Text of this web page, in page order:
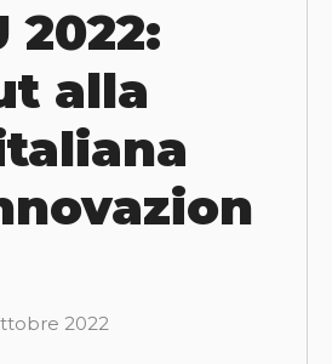
2022:
alla
2022